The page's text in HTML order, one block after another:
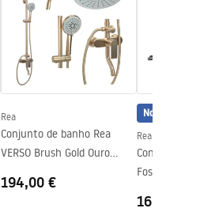
Rea
Conjunto de banho Rea
VERSO Brush Gold Ouro
194,00 €
Novidade
Rea
Conjunto de
Foss Clif
169,00 €